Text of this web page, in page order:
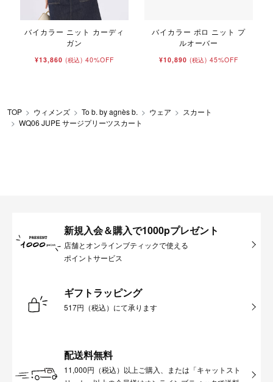
バイカラー ニット カーディ
ガン
¥13,860 (税込) 40%OFF
バイカラー ポロ ニット プ
ルオーバー
¥10,890 (税込) 45%OFF
TOP ウィメンズ To b. by agnès b. ウェア
スカート
WQ06 JUPE サージプリーツスカート
新規入会＆購入で1000pプレゼント
店舗とオンラインブティックで使える
ポイントサービス
ギフトラッピング
517円（税込）にて承ります
配送料無料
11,000円（税込）以上ご購入、または「キャットスト